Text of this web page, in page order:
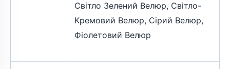
Світло Зелений Велюр, Світло-
Кремовий Велюр, Сірий Велюр,
Фіолетовий Велюр